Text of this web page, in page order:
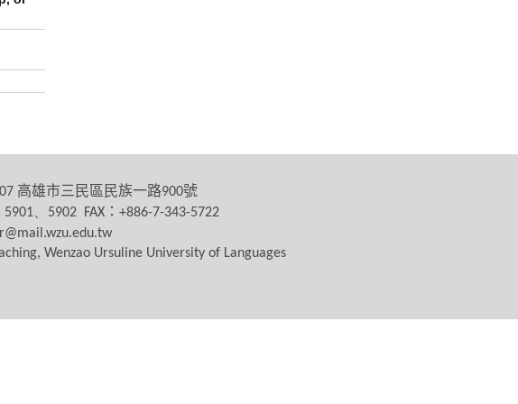
高雄市三民區民族一路900號
、5902 FAX ： +886-7-343-5722
Wenzao Ursuline University of Languages